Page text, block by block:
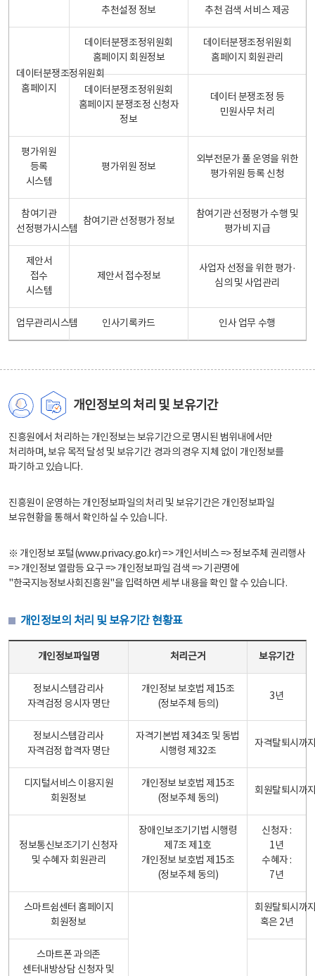
추천설정 정보 추천 검색 서비스 제공
데이터분쟁조정위원회
홈페이지
데이터분쟁조정위원회
홈페이지 회원정보
데이터분쟁조정위원회
홈페이지 회원관리
데이터분쟁조정위원회
홈페이지 분쟁조정 신청자
정보
데이터 분쟁조정 등
민원사무 처리
평가위원
등록
시스템
평가위원 정보
외부전문가 풀 운영을 위한
평가위원 등록 신청
참여기관
선정평가시스템
참여기관 선정평가 정보
참여기관 선정평가 수행 및
평가비 지급
제안서
접수
시스템
제안서 접수정보
사업자 선정을 위한 평가·
심의 및 사업관리
업무관리시스템 인사기록카드 인사 업무 수행
개인정보의 처리 및 보유기간
진흥원에서 처리하는 개인정보는 보유기간으로 명시된 범위내에서만
처리하며, 보유 목적 달성 및 보유기간 경과의 경우 지체 없이 개인정보를
파기하고 있습니다.
진흥원이 운영하는 개인정보파일의 처리 및 보유기간은 개인정보파일
보유현황을 통해서 확인하실 수 있습니다.
※ 개인정보 포털(www.privacy.go.kr) => 개인서비스 => 정보주체 권리행사
=> 개인정보 열람등 요구 => 개인정보파일 검색 => 기관명에
"한국지능정보사회진흥원"을 입력하면 세부 내용을 확인 할 수 있습니다.
개인정보의 처리 및 보유기간 현황표
개인정보파일명 처리근거 보유기간
정보시스템감리사
자격검정 응시자 명단
개인정보 보호법 제15조
(정보주체 등의)
3년
정보시스템감리사
자격검정 합격자 명단
자격기본법 제34조 및 동법
시행령 제32조
자격탈퇴시까
디지털서비스 이용지원
회원정보
개인정보 보호법 제15조
(정보주체 동의)
회원탈퇴시까
정보통신보조기기 신청자
및 수혜자 회원관리
장애인보조기기법 시행령
제7조 제1호
개인정보 보호법 제15조
(정보주체 동의)
신청자 :
1년
수혜자 :
7년
스마트쉼센터 홈페이지
회원정보
회원탈퇴시까
혹은 2년
스마트폰 과의존
센터내방상담 신청자 및